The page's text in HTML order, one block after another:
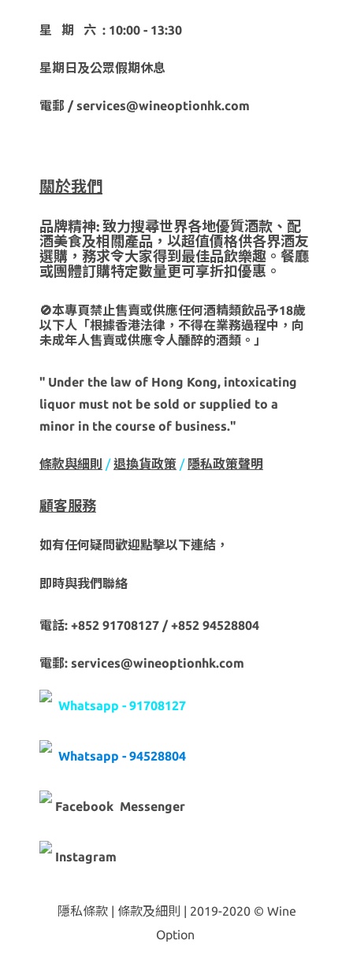
星 期 六 : 10:00 - 13:30
星期日及公眾假期休息
電郵 / services@wineoptionhk.com
關於我們
品牌精神: 致力搜尋世界各地優質酒款、配
酒美食及相關產品，以超值價格供各界酒友
選購，務求令大家得到最佳品飲樂趣。餐廳
或團體訂購特定數量更可享折扣優惠。
🚫本專頁禁止售賣或供應任何酒精類飲品予18歲
以下人「根據香港法律，不得在業務過程中，向
未成年人售賣或供應令人醺醉的酒類。」
" Under the law of Hong Kong, intoxicating
liquor must not be sold or supplied to a
minor in the course of business."
條款與細則 /退換貨政策 / 隱私政策聲明
顧客服務
如有任何疑問歡迎點擊以下連結，
即時與我們聯絡
電話: +852 91708127 / +852 94528804
電郵: services@wineoptionhk.com
Whatsapp - 91708127
Whatsapp - 94528804
Facebook Messenger
Instagram
隱私條款 | 條款及細則 | 2019-2020 © Wine
Option